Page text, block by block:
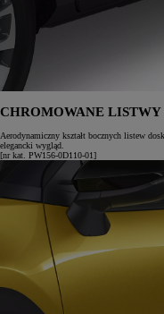
CHROMOWANE LISTWY
Aerodynamiczny kształt bocznych listew
elegancki wygląd.
[nr kat. PW156-0D110-01]